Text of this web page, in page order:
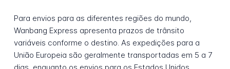
Para envios para as diferentes regiões do mundo,
Wanbang Express apresenta prazos de trânsito
variáveis conforme o destino. As expedições para a
União Europeia são geralmente transportadas em 5 a 7